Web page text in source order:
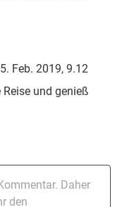
Feb. 2019, 9.12
und genieß